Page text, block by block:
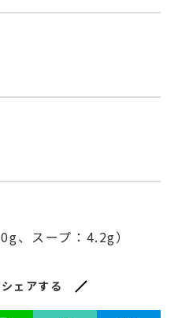
、スープ：4.2g）
ェアする